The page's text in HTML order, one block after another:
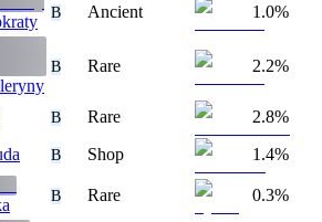
B Ancient 1.0%
B Rare 2.2%
B Rare
2.8%
B Shop 1.4%
B Rare 0.3%